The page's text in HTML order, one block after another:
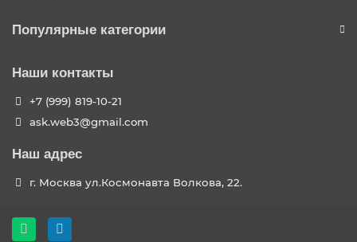
Популярные категории
Наши контакты
+7 (999) 819-10-21
ask.web3@gmail.com
Наш адрес
г. Москва ул.Космонавта Волкова, 22.